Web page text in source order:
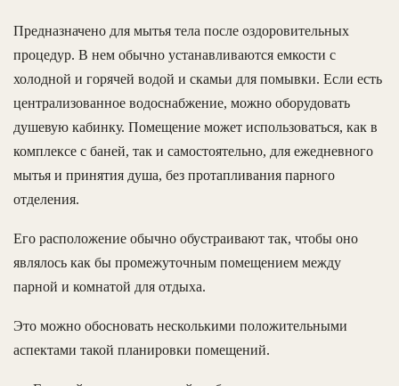
Предназначено для мытья тела после оздоровительных
процедур. В нем обычно устанавливаются емкости с
холодной и горячей водой и скамьи для помывки. Если есть
централизованное водоснабжение, можно оборудовать
душевую кабинку. Помещение может использоваться, как в
комплексе с баней, так и самостоятельно, для ежедневного
мытья и принятия душа, без протапливания парного
отделения.
Его расположение обычно обустраивают так, чтобы оно
являлось как бы промежуточным помещением между
парной и комнатой для отдыха.
Это можно обосновать несколькими положительными
аспектами такой планировки помещений.